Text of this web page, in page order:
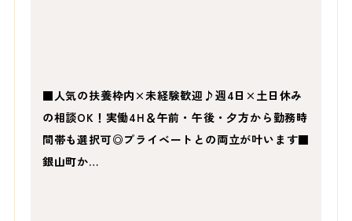
■人気の扶養枠内×未経験歓迎♪週4日×土日休み
の相談OK！実働4H＆午前・午後・夕方から勤務時
間帯も選択可◎プライベートとの両立が叶います■
銀山町か…